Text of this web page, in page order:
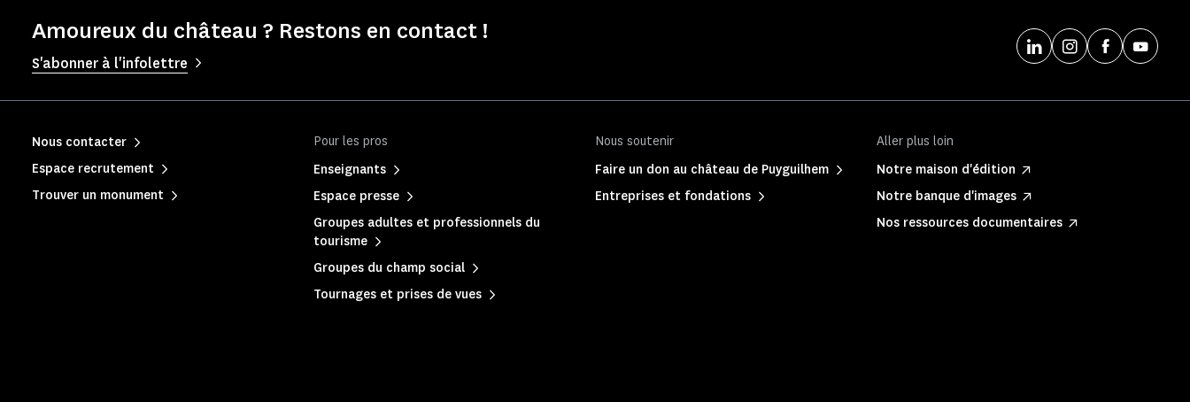
Amoureux du château ? Restons en contact !
S'abonner à l'infolettre
Pour les pros
Enseignants
Espace presse
Groupes adultes et professionnels du
tourisme
Groupes du champ social
Tournages et prises de vues
Nous soutenir
Faire un don au château de Puyguilhem
Entreprises et fondations
Aller plus loin
Notre maison d'édition
Notre banque d'images
Nos ressources documentaires
Nous contacter
Espace recrutement
Trouver un monument